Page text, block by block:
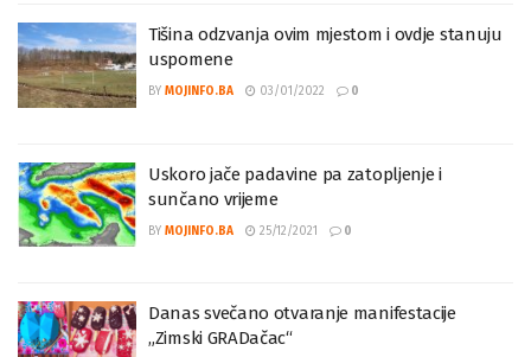
Tišina odzvanja ovim mjestom i ovdje stanuju
uspomene
BY MOJINFO.BA 03/01/2022 0
Uskoro jače padavine pa zatopljenje i
sunčano vrijeme
BY MOJINFO.BA 25/12/2021 0
Danas svečano otvaranje manifestacije
„Zimski GRADačac“